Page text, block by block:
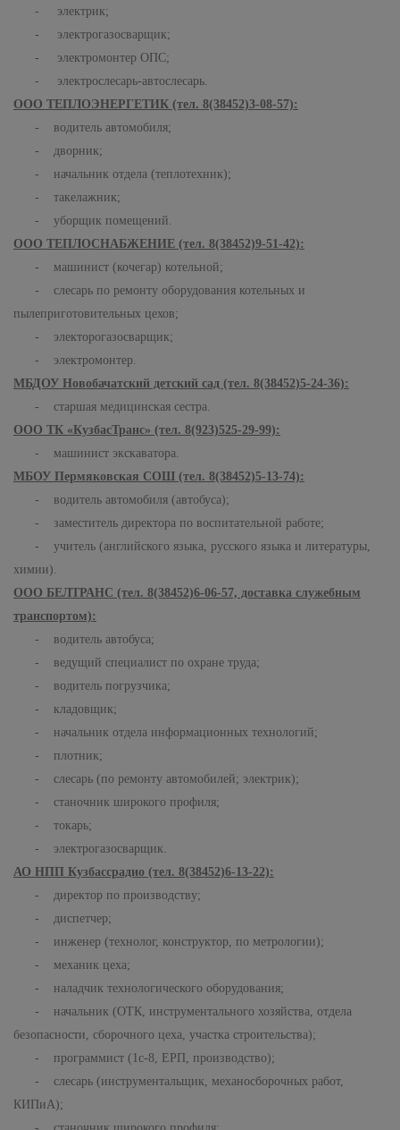
- электрик;
- электрогазосварщик;
- электромонтер ОПС;
- электрослесарь-автослесарь.
ООО ТЕПЛОЭНЕРГЕТИК (тел. 8(38452)3-08-57):
- водитель автомобиля;
- дворник;
- начальник отдела (теплотехник);
- такелажник;
- уборщик помещений.
ООО ТЕПЛОСНАБЖЕНИЕ (тел. 8(38452)9-51-42):
- машинист (кочегар) котельной;
- слесарь по ремонту оборудования котельных и
пылеприготовительных цехов;
- электорогазосварщик;
- электромонтер.
МБДОУ Новобачатский детский сад (тел. 8(38452)5-24-36):
- старшая медицинская сестра.
ООО ТК «КузбасТранс» (тел. 8(923)525-29-99):
- машинист экскаватора.
МБОУ Пермяковская СОШ (тел. 8(38452)5-13-74):
- водитель автомобиля (автобуса);
- заместитель директора по воспитательной работе;
- учитель (английского языка, русского языка и литературы,
химии).
ООО БЕЛТРАНС (тел. 8(38452)6-06-57, доставка служебным
транспортом):
- водитель автобуса;
- ведущий специалист по охране труда;
- водитель погрузчика;
- кладовщик;
- начальник отдела информационных технологий;
- плотник;
- слесарь (по ремонту автомобилей; электрик);
- станочник широкого профиля;
- токарь;
- электрогазосварщик.
АО НПП Кузбассрадио (тел. 8(38452)6-13-22):
- директор по производству;
- диспетчер;
- инженер (технолог, конструктор, по метрологии);
- механик цеха;
- наладчик технологического оборудования;
- начальник (ОТК, инструментального хозяйства, отдела
безопасности, сборочного цеха, участка строительства);
- программист (1с-8, ЕРП, производство);
- слесарь (инструментальщик, механосборочных работ,
КИПиА);